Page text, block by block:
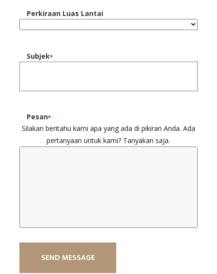
Perkiraan Luas Lantai
Subjek*
Pesan*
Silakan beritahu kami apa yang ada di pikiran Anda. Ada
pertanyaan untuk kami? Tanyakan saja.